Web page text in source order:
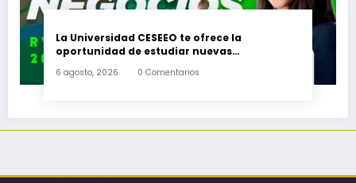
La Universidad CESEEO te ofrece la
oportunidad de estudiar nuevas
Escondido, Ixtepec y en la Matriz Juchitán.
6 agosto, 2026 0 Comentarios